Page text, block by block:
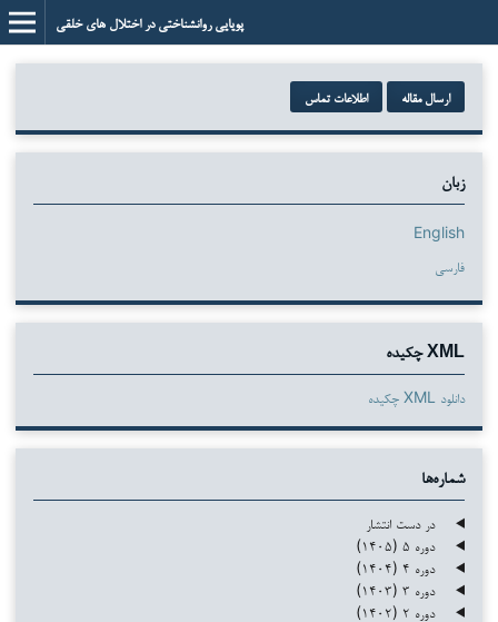
پویایی روانشناختی در اختلال های خلقی
ارسال مقاله اطلاعات تماس
زبان
English
فارسی
XML چکیده
دانلود XML چکیده
شماره‌ها
در دست انتشار
دوره ۵ (۱۴۰۵)
دوره ۴ (۱۴۰۴)
دوره ۳ (۱۴۰۳)
دوره ۲ (۱۴۰۲)